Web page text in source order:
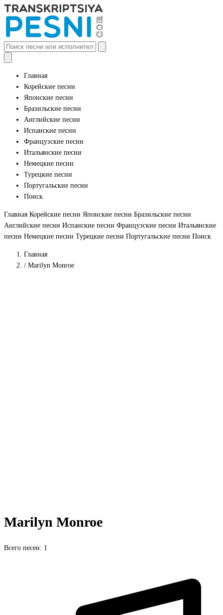
Главная
Корейские песни
Японские песни
Бразильские песни
Английские песни
Испанские песни
Французские песни
Итальянские песни
Немецкие песни
Турецкие песни
Португальские песни
Поиск
Главная Корейские песни Японские песни Бразильские песни
Английские песни Испанские песни Французские песни Итальянские
песни Немецкие песни Турецкие песни Португальские песни Поиск
Главная
/ Marilyn Monroe
Marilyn Monroe
Всего песен: 1